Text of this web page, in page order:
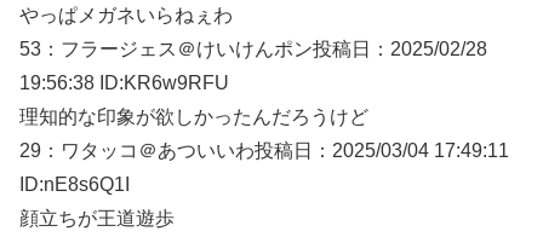
やっぱメガネいらねぇわ
53： フラージェス＠けいけんポン投稿日：2025/02/28
19:56:38 ID:KR6w9RFU
理知的な印象が欲しかったんだろうけど
29： ワタッコ＠あついいわ投稿日：2025/03/04 17:49:11
ID:nE8s6Q1I
顔立ちが王道遊歩